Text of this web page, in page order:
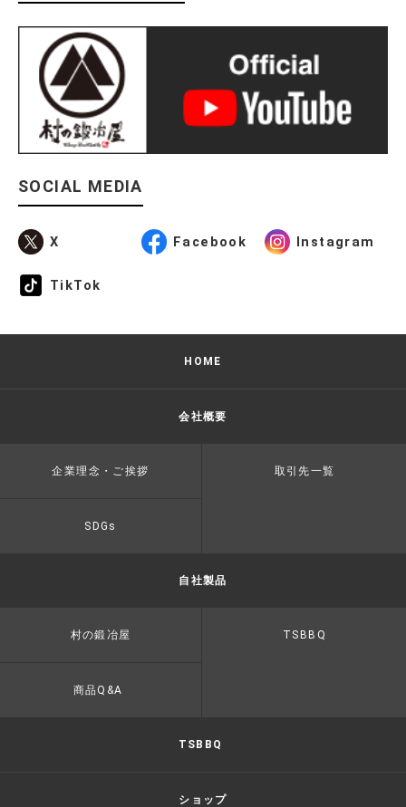
SOCIAL MEDIA
X Facebook Instagram
TikTok
HOME
会社概要
企業理念・ご挨拶 取引先一覧
SDGs
自社製品
村の鍛冶屋 TSBBQ
商品Q&A
TSBBQ
ショップ